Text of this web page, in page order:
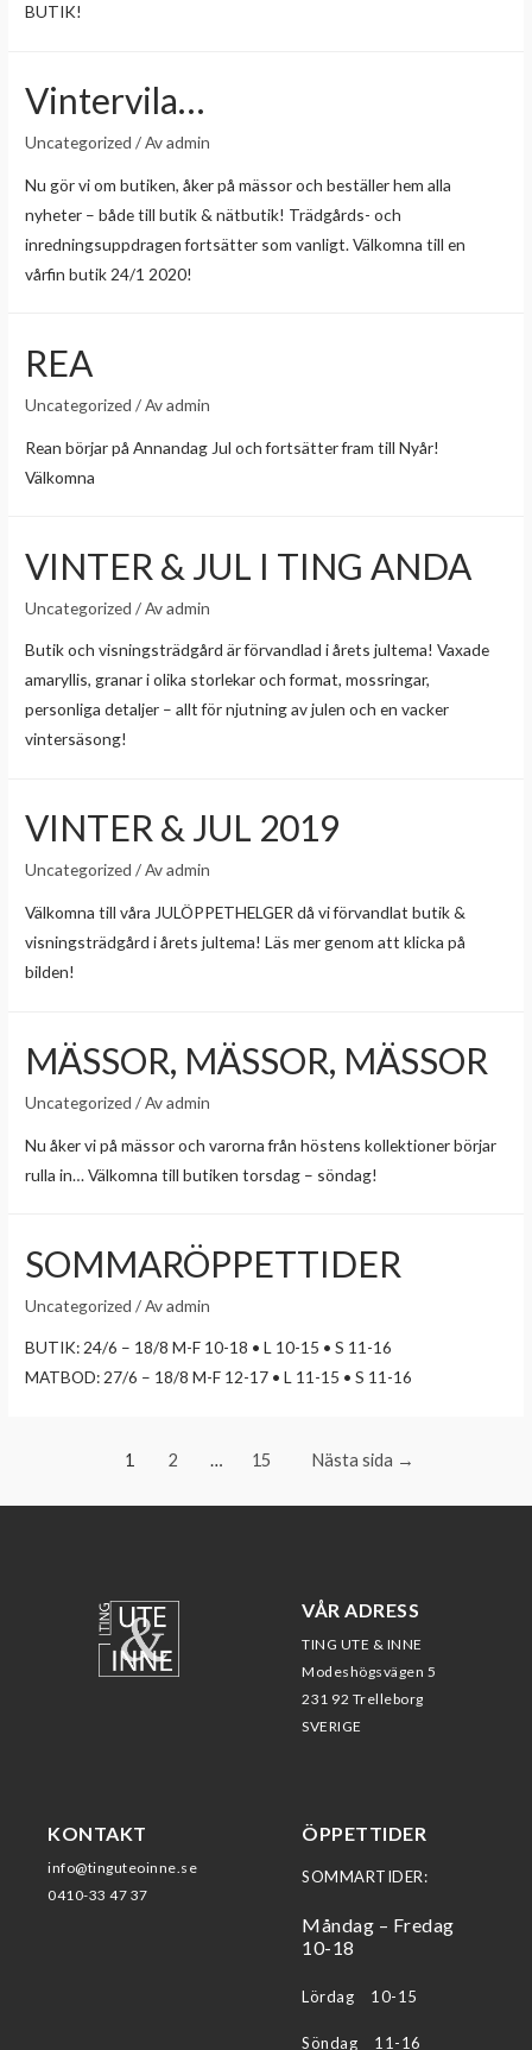
BUTIK!
Vintervila…
Uncategorized / Avadmin
Nu gör vi om butiken, åker på mässor och beställer hem alla
nyheter – både till butik & nätbutik! Trädgårds- och
inredningsuppdragen fortsätter som vanligt. Välkomna till en
vårfin butik 24/1 2020!
REA
Uncategorized / Avadmin
Rean börjar på Annandag Jul och fortsätter fram till Nyår!
Välkomna
VINTER & JUL I TING ANDA
Uncategorized / Avadmin
Butik och visningsträdgård är förvandlad i årets jultema! Vaxade
amaryllis, granar i olika storlekar och format, mossringar,
personliga detaljer – allt för njutning av julen och en vacker
vintersäsong!
VINTER & JUL 2019
Uncategorized / Avadmin
Välkomna till våra JULÖPPETHELGER då vi förvandlat butik &
visningsträdgård i årets jultema! Läs mer genom att klicka på
bilden!
MÄSSOR, MÄSSOR, MÄSSOR
Uncategorized / Avadmin
Nu åker vi på mässor och varorna från höstens kollektioner börjar
rulla in… Välkomna till butiken torsdag – söndag!
SOMMARÖPPETTIDER
Uncategorized / Avadmin
BUTIK: 24/6 – 18/8 M-F 10-18 • L 10-15 • S 11-16
MATBOD: 27/6 – 18/8 M-F 12-17 • L 11-15 • S 11-16
1 2 … 15 Nästa sida →
VÅR ADRESS
TING UTE & INNE
Modeshögsvägen 5
231 92 Trelleborg
SVERIGE
KONTAKT
info@tinguteoinne.se
0410-33 47 37
ÖPPETTIDER
SOMMARTIDER:
Måndag – Fredag
10-18
Lördag 10-15
Söndag 11-16